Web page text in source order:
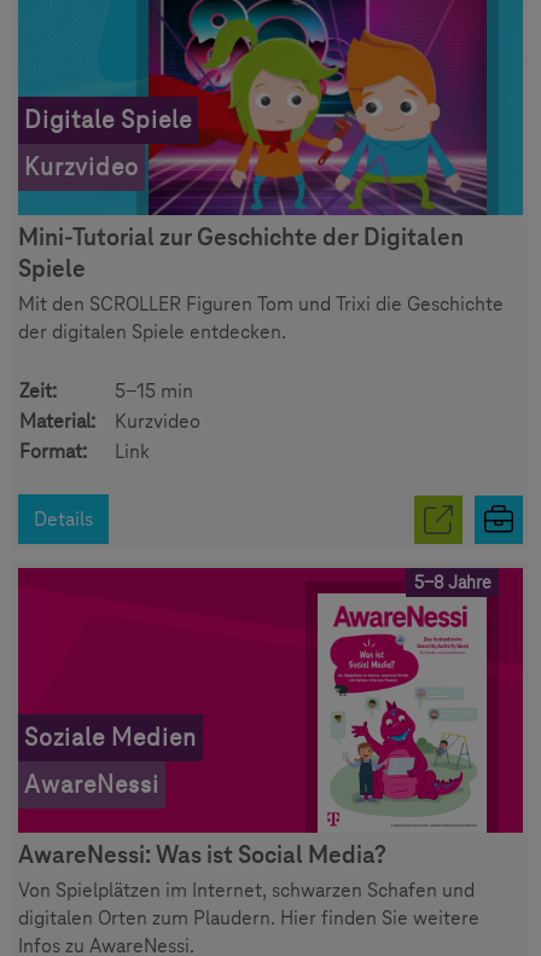
Digitale Spiele
Kurzvideo
Mini-Tutorial zur Geschichte der Digitalen
Spiele
Mit den SCROLLER Figuren Tom und Trixi die Geschichte
der digitalen Spiele entdecken.
Zeit:
5-15 min
Material:
Kurzvideo
Format:
Link
Details
5-8 Jahre
Soziale Medien
AwareNessi
AwareNessi: Was ist Social Media?
Von Spielplätzen im Internet, schwarzen Schafen und
digitalen Orten zum Plaudern. Hier finden Sie weitere
Infos zu AwareNessi.